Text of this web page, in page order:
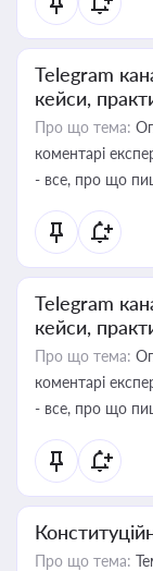
Telegram
кейси,
Про що тема:
коментарі
- все, про що
Telegram
кейси,
Про що тема:
коментарі
- все, про що
Про що тема: